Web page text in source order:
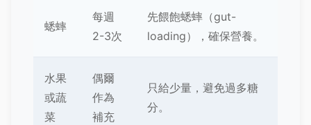
蟋蟀
每週
2-3次
先餵飽蟋蟀（gut-
loading），確保營養。
水果
或蔬
菜
偶爾
作為
補充
只給少量，避免過多糖
分。